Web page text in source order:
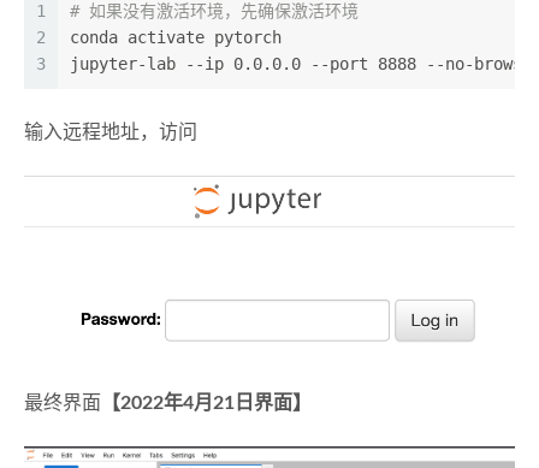
1
2
3
# 如果没有激活环境，先确保激活环境
conda activate pytorch
jupyter-lab --ip 0.0.0.0 --port 8888 --no-
输入远程地址，访问
最终界面 【2022年4月21日界面】